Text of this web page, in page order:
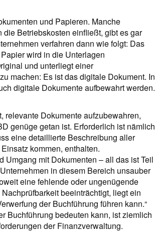
und Papieren. Manche
Betriebskosten einfließt, gibt es gar
verfahren dann wie folgt: Das
wird in die Unterlagen
und unterliegt einer
machen: Es ist das digitale Dokument. In
digitale Dokumente aufbewahrt werden.
relevante Dokumente aufzubewahren,
genüge getan ist. Erforderlich ist nämlich
eine detaillierte Beschreibung aller
kommen, enthalten.
Umgang mit Dokumenten – all das ist Teil
in diesem Bereich unsauber
eine fehlende oder ungenügende
beeinträch­tigt, liegt ein
der Buchführung führen kann.“
Buchführung bedeuten kann, ist ziemlich
der Finanzverwaltung.